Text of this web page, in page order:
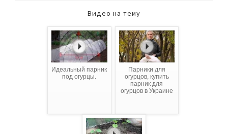
Видео на тему
Идеальный парник
под огурцы.
Парники для
огурцов, купить
парник для
огурцов в Украине